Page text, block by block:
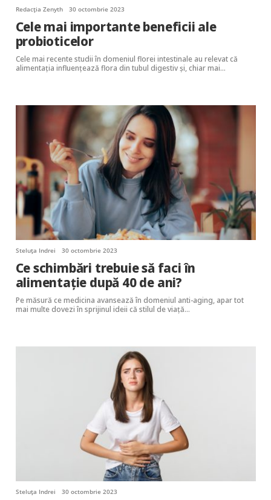
Redacția Zenyth 30 octombrie 2023
Cele mai importante beneficii ale
probioticelor
Cele mai recente studii în domeniul florei intestinale au relevat că
alimentaţia influenţează flora din tubul digestiv şi, chiar mai…
Steluța Indrei 30 octombrie 2023
Ce schimbări trebuie să faci în
alimentație după 40 de ani?
Pe măsură ce medicina avansează în domeniul anti-aging, apar tot
mai multe dovezi în sprijinul ideii că stilul de viață…
Steluța Indrei 30 octombrie 2023